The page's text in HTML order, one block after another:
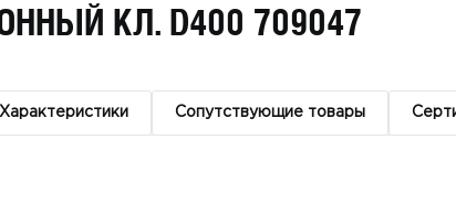
КЛ. D400 709047
Характеристики Сопутствующие товары